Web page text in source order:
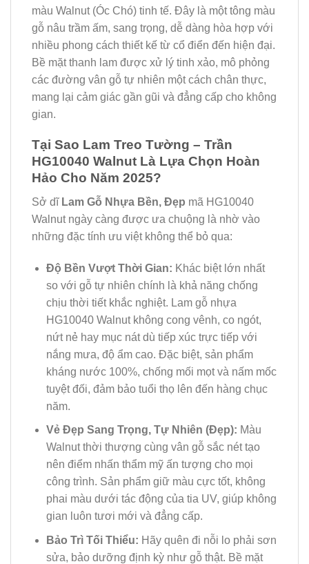
màu Walnut (Óc Chó) tinh tế. Đây là một tông màu
gỗ nâu trầm ấm, sang trọng, dễ dàng hòa hợp với
nhiều phong cách thiết kế từ cổ điển đến hiện đại.
Bề mặt thanh lam được xử lý tinh xảo, mô phỏng
các đường vân gỗ tự nhiên một cách chân thực,
mang lại cảm giác gần gũi và đẳng cấp cho không
gian.
Tại Sao Lam Treo Tường – Trần
HG10040 Walnut Là Lựa Chọn Hoàn
Hảo Cho Năm 2025?
Sở dĩ Lam Gỗ Nhựa Bền, Đẹp mã HG10040
Walnut ngày càng được ưa chuộng là nhờ vào
những đặc tính ưu việt không thể bỏ qua:
Độ Bền Vượt Thời Gian: Khác biệt lớn nhất
so với gỗ tự nhiên chính là khả năng chống
chịu thời tiết khắc nghiệt. Lam gỗ nhựa
HG10040 Walnut không cong vênh, co ngót,
nứt nẻ hay mục nát dù tiếp xúc trực tiếp với
nắng mưa, độ ẩm cao. Đặc biệt, sản phẩm
kháng nước 100%, chống mối mọt và nấm mốc
tuyệt đối, đảm bảo tuổi thọ lên đến hàng chục
năm.
Vẻ Đẹp Sang Trọng, Tự Nhiên (Đẹp): Màu
Walnut thời thượng cùng vân gỗ sắc nét tạo
nên điểm nhấn thẩm mỹ ấn tượng cho mọi
công trình. Sản phẩm giữ màu cực tốt, không
phai màu dưới tác động của tia UV, giúp không
gian luôn tươi mới và đẳng cấp.
Bảo Trì Tối Thiểu: Hãy quên đi nỗi lo phải sơn
sửa, bảo dưỡng định kỳ như gỗ thật. Bề mặt